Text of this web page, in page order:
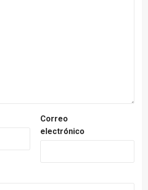
Correo
electrónico